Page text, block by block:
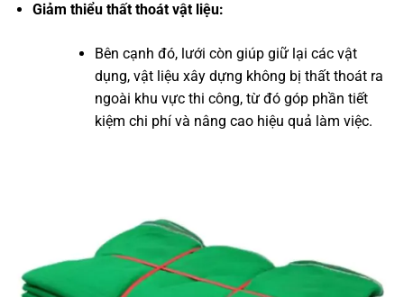
Giảm thiểu thất thoát vật liệu:
Bên cạnh đó, lưới còn giúp giữ lại các vật
dụng, vật liệu xây dựng không bị thất thoát ra
ngoài khu vực thi công, từ đó góp phần tiết
kiệm chi phí và nâng cao hiệu quả làm việc.